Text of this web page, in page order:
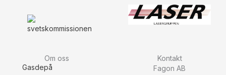
Om oss
Gasdepå
Kontakt
Fagon AB